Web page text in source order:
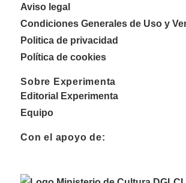
Aviso legal
Condiciones Generales de Uso y
Politica de privacidad
Política de cookies
Sobre Experimenta
Editorial Experimenta
Equipo
Con el apoyo de: